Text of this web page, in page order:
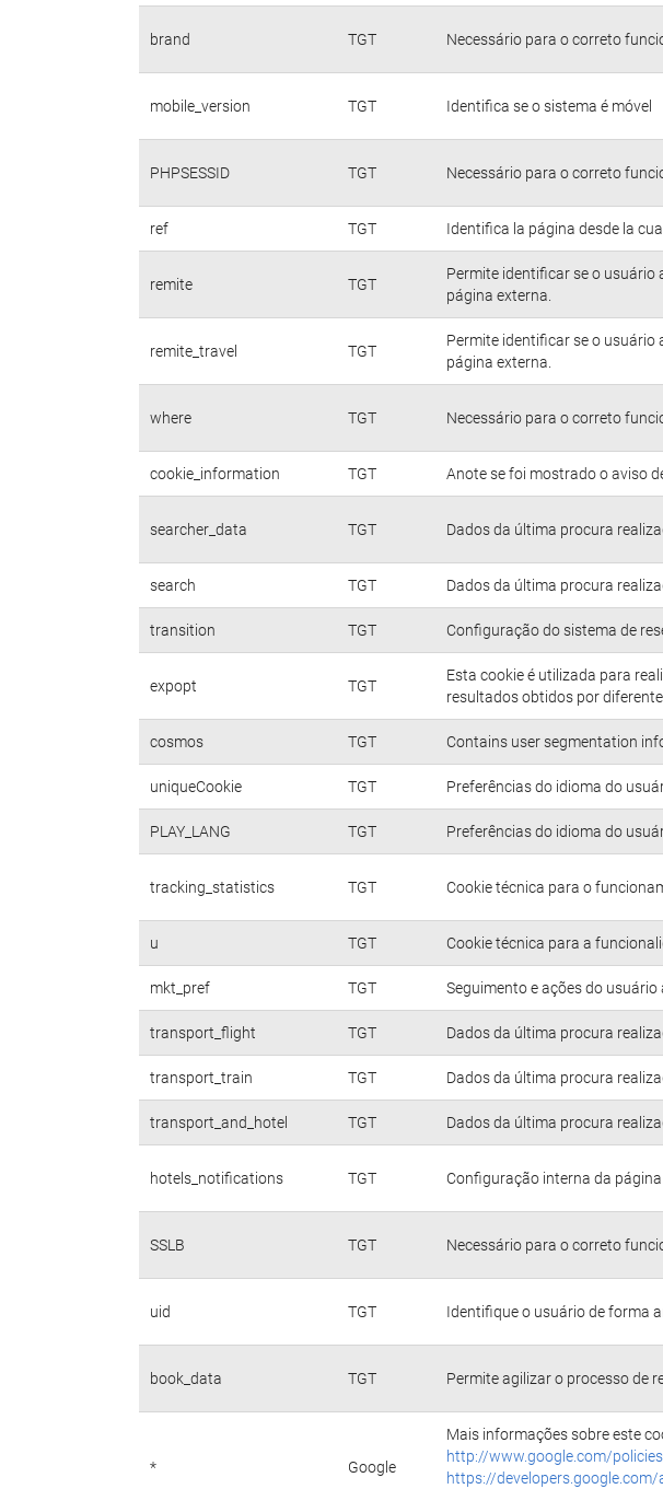
brand TGT Necessário para o correto
mobile_version TGT Identifica se o sistema é móvel
PHPSESSID TGT Necessário para o correto
ref TGT Identifica la página desde la
remite TGT
Permite identificar se o usuário
página externa.
remite_travel TGT
Permite identificar se o usuário
página externa.
where TGT Necessário para o correto
cookie_information TGT Anote se foi mostrado o aviso
searcher_data TGT Dados da última procura
search TGT Dados da última procura
transition TGT Configuração do sistema de
expopt TGT
Esta cookie é utilizada para
resultados obtidos por
cosmos TGT Contains user segmentation
uniqueCookie TGT Preferências do idioma do
PLAY_LANG TGT Preferências do idioma do
tracking_statistics TGT Cookie técnica para o
u TGT Cookie técnica para a
mkt_pref TGT Seguimento e ações do usuário
transport_flight TGT Dados da última procura
transport_train TGT Dados da última procura
transport_and_hotel TGT Dados da última procura
hotels_notifications TGT Configuração interna da página
SSLB TGT Necessário para o correto
uid TGT Identifique o usuário de forma
book_data TGT Permite agilizar o processo de
* Google
Mais informações sobre este
http://www.google.com/
https://